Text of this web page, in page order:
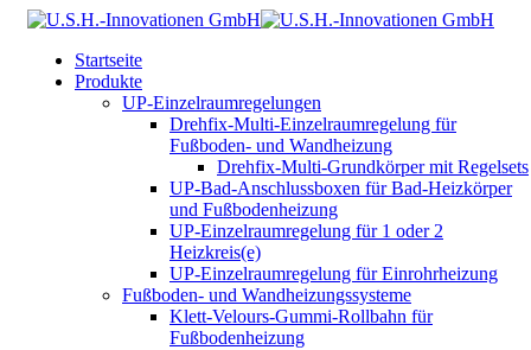
Startseite
Produkte
UP-Einzelraumregelungen
Drehfix-Multi-Einzelraumregelung für
Fußboden- und Wandheizung
Drehfix-Multi-Grundkörper mit Regelsets
UP-Bad-Anschlussboxen für Bad-Heizkörper
und Fußbodenheizung
UP-Einzelraumregelung für 1 oder 2
Heizkreis(e)
UP-Einzelraumregelung für Einrohrheizung
Fußboden- und Wandheizungssysteme
Klett-Velours-Gummi-Rollbahn für
Fußbodenheizung